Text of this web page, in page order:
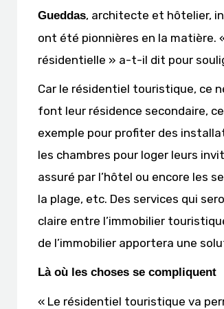
Gueddas, architecte et hôtelier,
ont été pionnières en la matière.
résidentielle » a-t-il dit pour
Car le résidentiel touristique, ce
font leur résidence secondaire,
exemple pour profiter des
les chambres pour loger leurs
assuré par l’hôtel ou encore les
la plage, etc. Des services qui
claire entre l’immobilier
de l’immobilier apportera une
Là où les choses se compliquent
« Le résidentiel touristique va